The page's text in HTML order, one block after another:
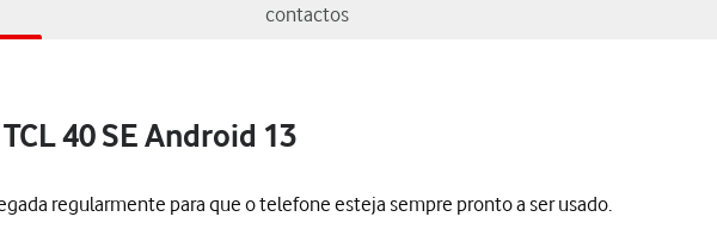
contactos
40 SE Android 13
regularmente para que o telefone esteja sempre pronto a ser usado.